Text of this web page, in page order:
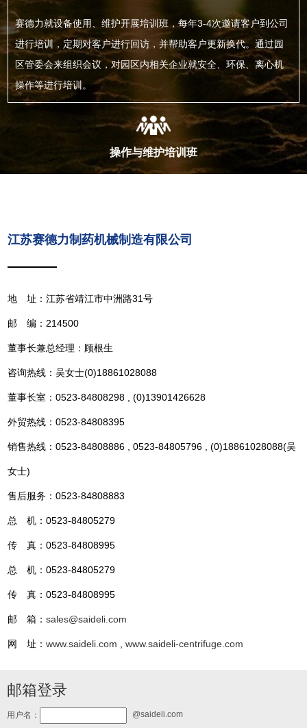
赛德力就设备使用、维护开展培训班，每年3-4次邀请客户到公司
进行培训，定期对客户进行回访，并帮助客户更新换代。通过园
区管委会来组织会议，对园区内相关企业就安全、环保、离心机
操作等进行培训。
操作与维护培训班
江苏赛德力制药机械制造有限公司
地 址：江苏省靖江市中洲路31号
邮 编：214500
董事长兼总经理：顾根生
咨询热线：吴女士(0)18861028088
董事长室：0523-84808298 , (0)13901426628
外贸热线：0523-84808395
销售热线：0523-84808886 , 0523-84805796 , (0)18861028088(吴
女士)
售后服务：0523-84808883
总 机：0523-84805279
传 真：0523-84808995
总 机：0523-84805279
传 真：0523-84808995
邮 箱：sales@saideli.com
网 址：www.saideli.com ,www.saideli-centrifuge.com
邮箱登录
用户名： @saideli.com